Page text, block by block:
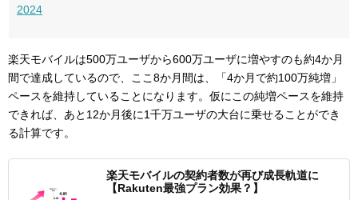
2024
楽天モバイルは500万ユーザから600万ユーザに増やすのも約4か月
間で達成しているので、ここ8か月間は、「4か月で約100万純増」
ペースを維持していることになります。仮にこの純増ペースを維持
できれば、あと12か月後に1千万ユーザの大台に乗せることができ
る計算です。
楽天モバイルの契約者数が再び成長軌道に
【Rakuten最強プラン効果？】